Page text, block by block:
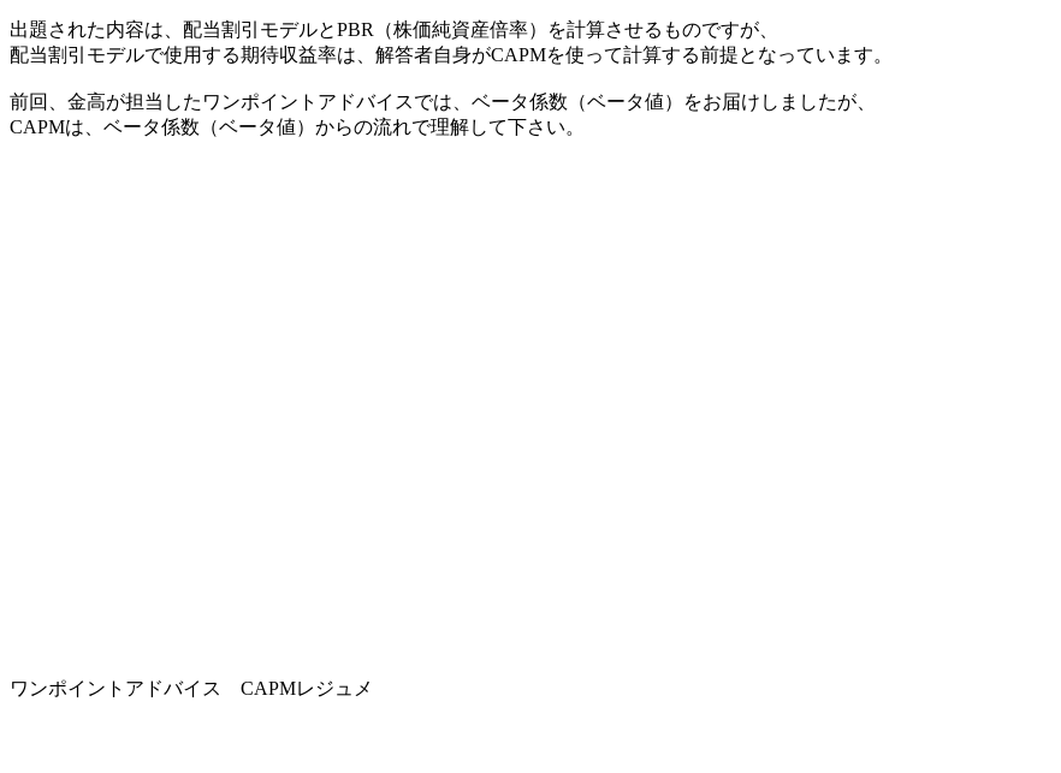
出題された内容は、配当割引モデルとPBR（株価純資産倍率）を計算させるものですが、
配当割引モデルで使用する期待収益率は、解答者自身がCAPMを使って計算する前提となっています。
前回、金高が担当したワンポイントアドバイスでは、ベータ係数（ベータ値）をお届けしましたが、
CAPMは、ベータ係数（ベータ値）からの流れで理解して下さい。
ワンポイントアドバイス CAPMレジュメ